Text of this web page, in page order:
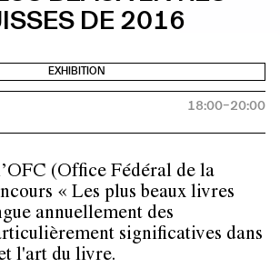
DE 2016
EXHIBITION
18:00–20:00
(Office Fédéral de la
« Les plus beaux livres
annuellement des
significatives dans
l'art du livre.